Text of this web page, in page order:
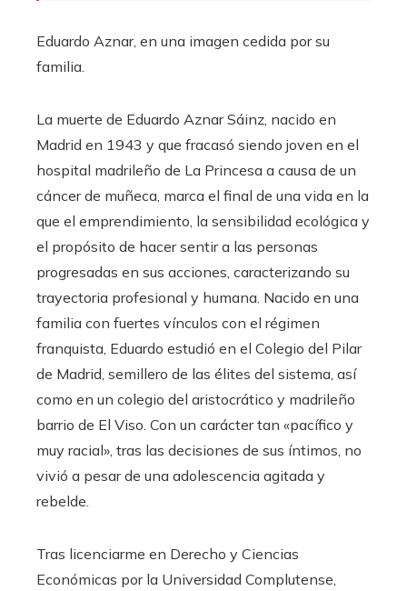
Eduardo Aznar, en una imagen cedida por su
familia.
La muerte de Eduardo Aznar Sáinz, nacido en
Madrid en 1943 y que fracasó siendo joven en el
hospital madrileño de La Princesa a causa de un
cáncer de muñeca, marca el final de una vida en la
que el emprendimiento, la sensibilidad ecológica y
el propósito de hacer sentir a las personas
progresadas en sus acciones, caracterizando su
trayectoria profesional y humana. Nacido en una
familia con fuertes vínculos con el régimen
franquista, Eduardo estudió en el Colegio del Pilar
de Madrid, semillero de las élites del sistema, así
como en un colegio del aristocrático y madrileño
barrio de El Viso. Con un carácter tan «pacífico y
muy racial», tras las decisiones de sus íntimos, no
vivió a pesar de una adolescencia agitada y
rebelde.
Tras licenciarme en Derecho y Ciencias
Económicas por la Universidad Complutense,